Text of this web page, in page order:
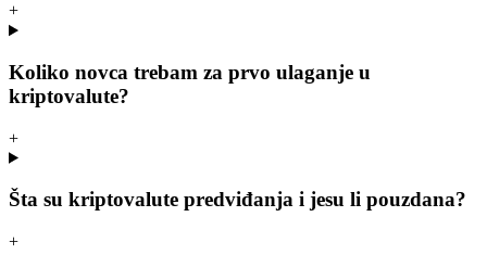
+
Koliko novca trebam za prvo ulaganje u
kriptovalute?
+
Šta su kriptovalute predviđanja i jesu li pouzdana?
+